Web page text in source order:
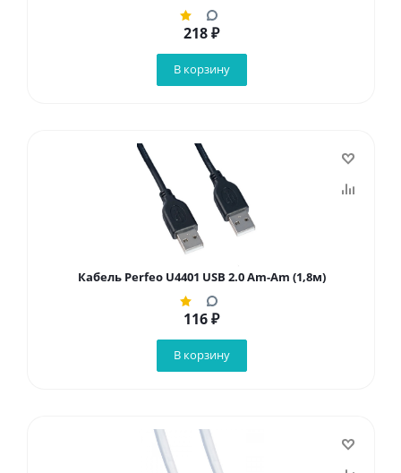
218₽
В корзину
Кабель Perfeo U4401 USB 2.0 Am-Аm (1,8м)
116₽
В корзину